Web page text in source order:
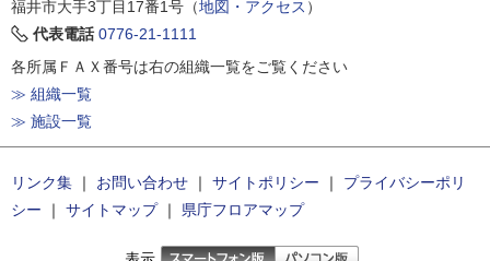
福井市大手3丁目17番1号（地図・アクセス ）
代表電話 0776-21-1111
各所属ＦＡＸ番号は右の組織一覧をご覧ください
≫ 組織一覧
≫ 施設一覧
リンク集 ｜ お問い合わせ ｜ サイトポリシー ｜
プライバシーポリ
シー ｜ サイトマップ｜ 県庁フロアマップ